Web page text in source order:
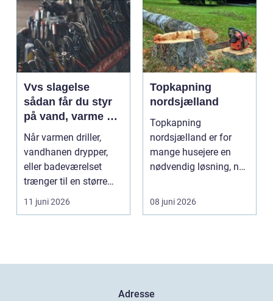
Vvs slagelse
sådan får du styr
på vand, varme og
energi i din bolig
Når varmen driller,
vandhanen drypper,
eller badeværelset
trænger til en større
renovering, er en dy...
11 juni 2026
Topkapning
nordsjælland
Topkapning
nordsjælland er for
mange husejere en
nødvendig løsning, når
mørke, ut...
08 juni 2026
Adresse